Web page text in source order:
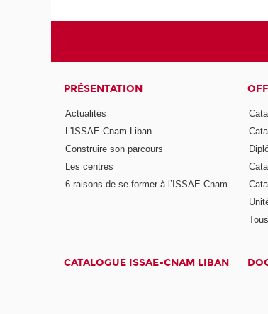
PRÉSENTATION
Actualités
L'ISSAE-Cnam Liban
Construire son parcours
Les centres
6 raisons de se former à l’ISSAE-Cnam
CATALOGUE ISSAE-CNAM LIBAN